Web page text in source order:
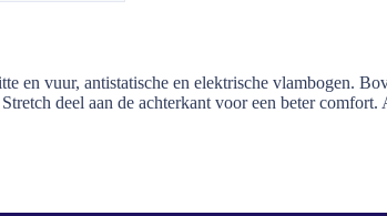
en vuur, antistatische en elektrische vlambogen.
deel aan de achterkant voor een beter